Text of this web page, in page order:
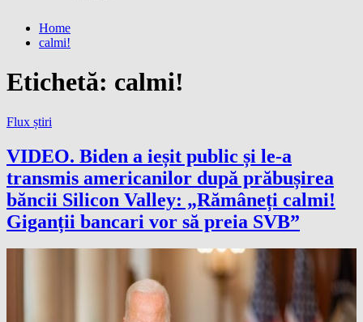
Home
calmi!
Etichetă: calmi!
Flux știri
VIDEO. Biden a ieșit public și le-a
transmis americanilor după prăbușirea
băncii Silicon Valley: „Rămâneți calmi!
Giganții bancari vor să preia SVB”